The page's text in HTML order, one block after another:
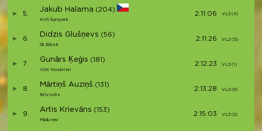
5.
Jakub Halama (204)
KVS Šumperk
2:11:06 VL2 (4)
6.
Didzis Glušņevs (56)
Sk.Biksti
2:11:26 VL2 (5)
7.
Gunārs Ķeģis (181)
VSK Noskrien
2:12:23 VL3 (1)
8.
Mārtiņš Auziņš (131)
Brīvsolis
2:13:28 VL2 (6)
9.
Artis Krievāns (153)
Pēdu nav
2:15:03 VL3 (2)